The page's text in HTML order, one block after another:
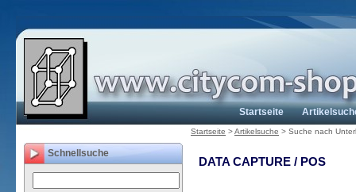
Startseite
Startseite >Artikelsuche > Suche nach
DATA CAPTURE / POS
Schnellsuche